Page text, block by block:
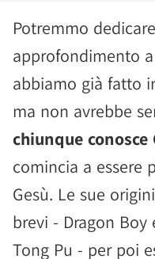
Potremmo
approfondimento
abbiamo già fatto
ma non avrebbe
chiunque conosce
comincia a essere
Gesù. Le sue
brevi - Dragon Boy
Tong Pu - per poi